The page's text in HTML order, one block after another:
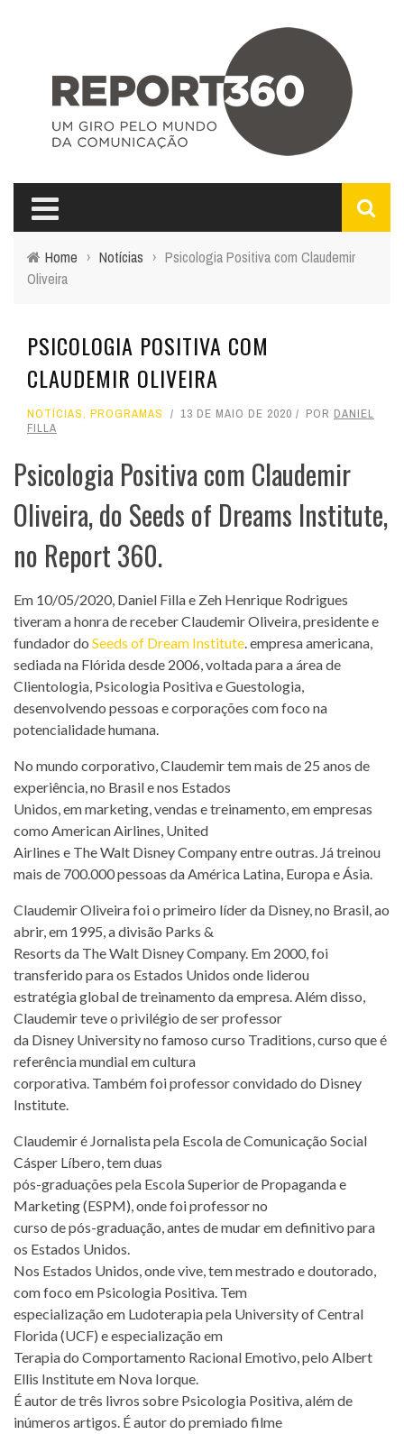
Home › Notícias › Psicologia Positiva com Claudemir
Oliveira
PSICOLOGIA POSITIVA COM
CLAUDEMIR OLIVEIRA
NOTÍCIAS, PROGRAMAS 13 DE MAIO DE 2020 POR DANIEL
FILLA
Psicologia Positiva com Claudemir
Oliveira, do Seeds of Dreams Institute,
no Report 360.
Em 10/05/2020, Daniel Filla e Zeh Henrique Rodrigues
tiveram a honra de receber Claudemir Oliveira, presidente e
fundador do Seeds of Dream Institute. empresa americana,
sediada na Flórida desde 2006, voltada para a área de
Clientologia, Psicologia Positiva e Guestologia,
desenvolvendo pessoas e corporações com foco na
potencialidade humana.
No mundo corporativo, Claudemir tem mais de 25 anos de
experiência, no Brasil e nos Estados
Unidos, em marketing, vendas e treinamento, em empresas
como American Airlines, United
Airlines e The Walt Disney Company entre outras. Já treinou
mais de 700.000 pessoas da América Latina, Europa e Ásia.
Claudemir Oliveira foi o primeiro líder da Disney, no Brasil, ao
abrir, em 1995, a divisão Parks &
Resorts da The Walt Disney Company. Em 2000, foi
transferido para os Estados Unidos onde liderou
estratégia global de treinamento da empresa. Além disso,
Claudemir teve o privilégio de ser professor
da Disney University no famoso curso Traditions, curso que é
referência mundial em cultura
corporativa. Também foi professor convidado do Disney
Institute.
Claudemir é Jornalista pela Escola de Comunicação Social
Cásper Líbero, tem duas
pós-graduações pela Escola Superior de Propaganda e
Marketing (ESPM), onde foi professor no
curso de pós-graduação, antes de mudar em definitivo para
os Estados Unidos.
Nos Estados Unidos, onde vive, tem mestrado e doutorado,
com foco em Psicologia Positiva. Tem
especialização em Ludoterapia pela University of Central
Florida (UCF) e especialização em
Terapia do Comportamento Racional Emotivo, pelo Albert
Ellis Institute em Nova Iorque.
É autor de três livros sobre Psicologia Positiva, além de
inúmeros artigos. É autor do premiado filme